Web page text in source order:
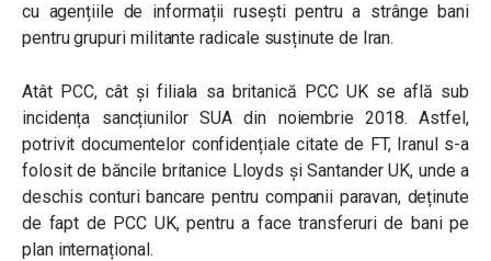
cu agențiile de informații rusești pentru a strânge bani
pentru grupuri militante radicale susținute de Iran.
Atât PCC, cât și filiala sa britanică PCC UK se află sub
incidența sancțiunilor SUA din noiembrie 2018. Astfel,
potrivit documentelor confidențiale citate de FT, Iranul s-a
folosit de băncile britanice Lloyds și Santander UK, unde a
deschis conturi bancare pentru companii paravan, deținute
de fapt de PCC UK, pentru a face transferuri de bani pe
plan internațional.